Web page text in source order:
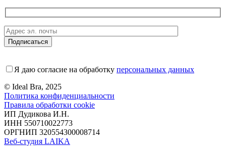
Я даю согласие на обработку персональных данных
© Ideal Bra, 2025
Политика конфиденциальности
Правила обработки cookie
ИП Дудикова И.Н.
ИНН 550710022773
ОРГНИП 320554300008714
Веб-студия LAIKA